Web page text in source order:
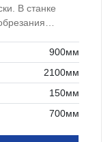
В станке
900мм
2100мм
150мм
700мм